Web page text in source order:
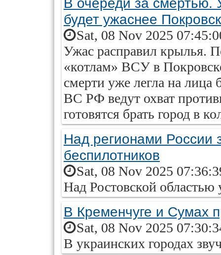
будет ужаснее
Sat, 08 Nov 2025
Ужас расправил крылья.
«котлам» ВСУ в
смерти уже легла на лица
ВС РФ ведут охват
готовятся брать город в
Над регионами России
беспилотников
Sat, 08 Nov 2025
Над Ростовской
В Кременчуге и Сумах
Sat, 08 Nov 2025
В украинских городах